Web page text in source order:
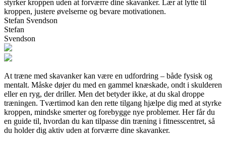
styrker kroppen uden at forværre dine skavanker. Lær at lytte til
kroppen, justere øvelserne og bevare motivationen.
Stefan Svendson
Stefan
Svendson
At træne med skavanker kan være en udfordring – både fysisk og
mentalt. Måske døjer du med en gammel knæskade, ondt i skulderen
eller en ryg, der driller. Men det betyder ikke, at du skal droppe
træningen. Tværtimod kan den rette tilgang hjælpe dig med at styrke
kroppen, mindske smerter og forebygge nye problemer. Her får du
en guide til, hvordan du kan tilpasse din træning i fitnesscentret, så
du holder dig aktiv uden at forværre dine skavanker.